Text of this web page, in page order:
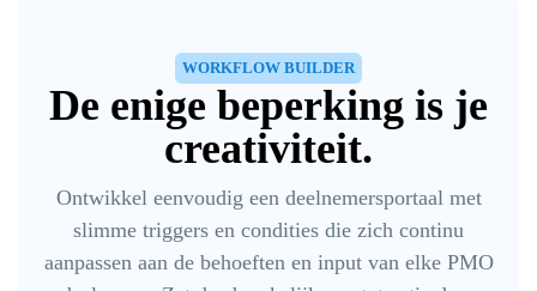
WORKFLOW BUILDER
De enige beperking is je
creativiteit.
Ontwikkel eenvoudig een deelnemersportaal met
slimme triggers en condities die zich continu
aanpassen aan de behoeften en input van elke PMO